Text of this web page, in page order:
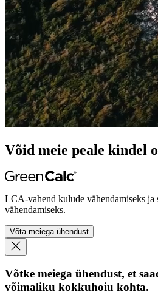
Võid meie peale kindel
LCA-vahend kulude vähendamiseks ja
vähendamiseks.
Võta meiega ühendust
Võtke meiega ühendust, et
võimaliku kokkuhoiu kohta.